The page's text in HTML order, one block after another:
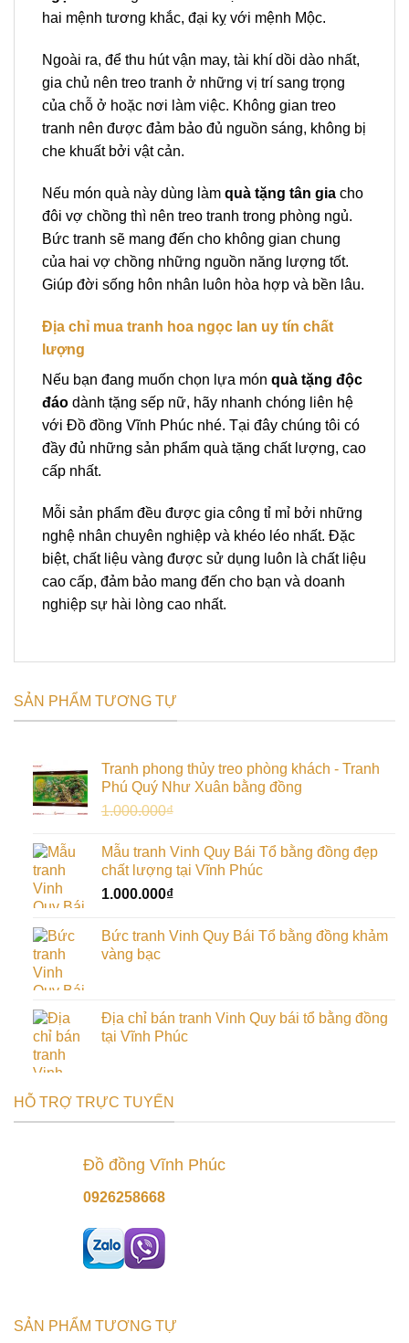
hai mệnh tương khắc, đại kỵ với mệnh Mộc.
Ngoài ra, để thu hút vận may, tài khí dồi dào nhất,
gia chủ nên treo tranh ở những vị trí sang trọng
của chỗ ở hoặc nơi làm việc. Không gian treo
tranh nên được đảm bảo đủ nguồn sáng, không bị
che khuất bởi vật cản.
Nếu món quà này dùng làm quà tặng tân gia cho
đôi vợ chồng thì nên treo tranh trong phòng ngủ.
Bức tranh sẽ mang đến cho không gian chung
của hai vợ chồng những nguồn năng lượng tốt.
Giúp đời sống hôn nhân luôn hòa hợp và bền lâu.
Địa chỉ mua tranh hoa ngọc lan uy tín chất
lượng
Nếu bạn đang muốn chọn lựa món quà tặng độc
đáo dành tặng sếp nữ, hãy nhanh chóng liên hệ
với Đồ đồng Vĩnh Phúc nhé. Tại đây chúng tôi có
đầy đủ những sản phẩm quà tặng chất lượng, cao
cấp nhất.
Mỗi sản phẩm đều được gia công tỉ mỉ bởi những
nghệ nhân chuyên nghiệp và khéo léo nhất. Đặc
biệt, chất liệu vàng được sử dụng luôn là chất liệu
cao cấp, đảm bảo mang đến cho bạn và doanh
nghiệp sự hài lòng cao nhất.
SẢN PHẨM TƯƠNG TỰ
Tranh phong thủy treo phòng khách - Tranh
Phú Quý Như Xuân bằng đồng
1.000.000₫
là:
1.000.000₫.
tại
là:
Mẫu tranh Vinh Quy Bái Tổ bằng đồng đẹp
chất lượng tại Vĩnh Phúc
1.000.000₫
Bức tranh Vinh Quy Bái Tổ bằng đồng khảm
vàng bạc
Địa chỉ bán tranh Vinh Quy bái tổ bằng đồng
tại Vĩnh Phúc
HỖ TRỢ TRỰC TUYẾN
Đồ đồng Vĩnh Phúc
0926258668
SẢN PHẨM TƯƠNG TỰ